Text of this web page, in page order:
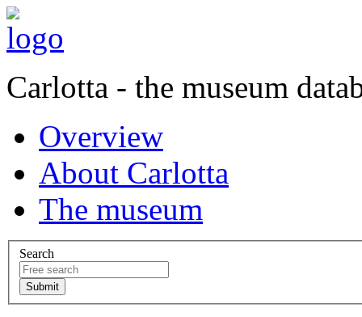
Carlotta - the museum
Overview
About Carlotta
The museum
Search